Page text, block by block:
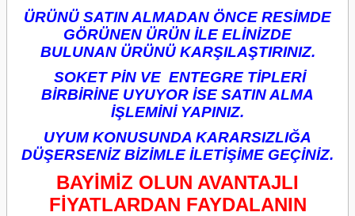
ÜRÜNÜ SATIN ALMADAN ÖNCE RESİMDE
GÖRÜNEN ÜRÜN İLE ELİNİZDE
BULUNAN ÜRÜNÜ KARŞILAŞTIRINIZ.
SOKET PİN VE ENTEGRE TİPLERİ
BİRBİRİNE UYUYOR İSE SATIN ALMA
İŞLEMİNİ YAPINIZ.
UYUM KONUSUNDA KARARSIZLIĞA
DÜŞERSENİZ BİZİMLE İLETİŞİME GEÇİNİZ.
BAYİMİZ OLUN AVANTAJLI
FİYATLARDAN FAYDALANIN